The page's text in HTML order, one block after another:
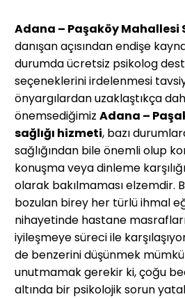
Adana – Paşaköy Mahallesi
danışan açısından endişe
durumda ücretsiz psikolog
seçeneklerini irdelenmesi
önyargılardan uzaklaştıkça
önemsediğimiz Adana –
sağlığı hizmeti, bazı
sağlığından bile önemli olup
konuşma veya dinleme
olarak bakılmaması elzemdir.
bozulan birey her türlü ihmal
nihayetinde hastane
iyileşmeye süreci ile
de benzerini düşünmek
unutmamak gerekir ki, çoğu
altında bir psikolojik sorun